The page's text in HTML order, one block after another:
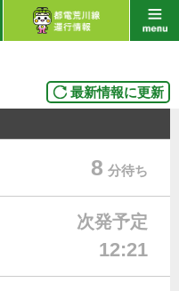
最新情報に更新
8 分待ち
次発予定
12:21